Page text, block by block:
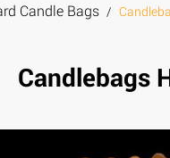
Candle Bags /
Candlebags